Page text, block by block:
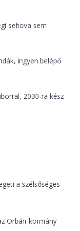
sehova sem
ingyen belépő
2030-ra kész
a szélsőséges
Orbán-kormány